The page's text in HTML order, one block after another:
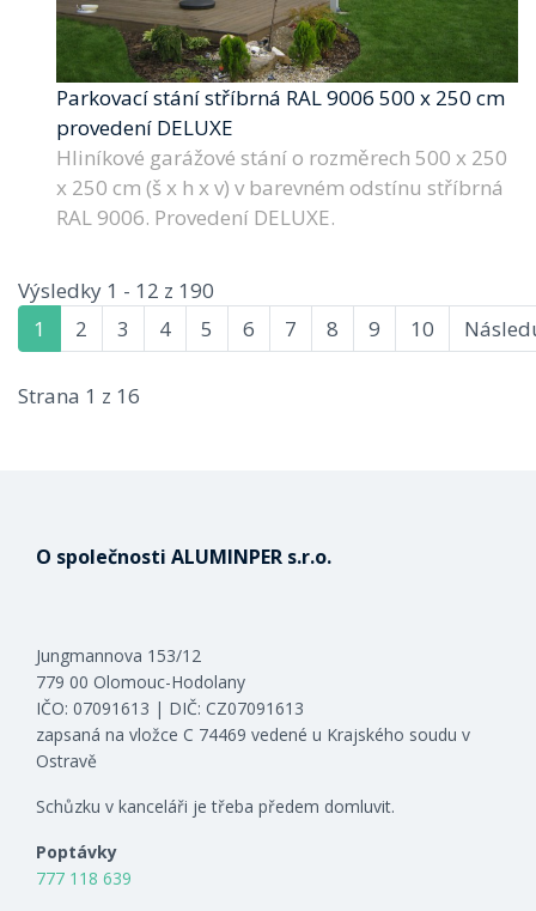
Parkovací stání stříbrná RAL 9006 500 x 250 cm
provedení DELUXE
Hliníkové garážové stání o rozměrech 500 x 250
x 250 cm (š x h x v) v barevném odstínu stříbrná
RAL 9006. Provedení DELUXE.
Výsledky 1 - 12 z 190
1
2 3 4 5 6 7 8 9 10
Strana 1 z 16
O společnosti ALUMINPER s.r.o.
Jungmannova 153/12
779 00 Olomouc-Hodolany
IČO: 07091613 | DIČ: CZ07091613
zapsaná na vložce C 74469 vedené u Krajského soudu v
Ostravě
Schůzku v kanceláři je třeba předem domluvit.
Poptávky
777 118 639